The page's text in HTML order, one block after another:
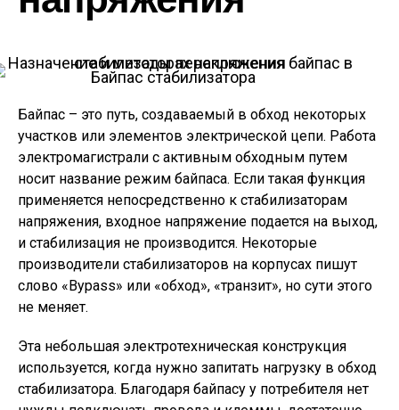
Байпас стабилизатора
Байпас – это путь, создаваемый в обход некоторых
участков или элементов электрической цепи. Работа
электромагистрали с активным обходным путем
носит название режим байпаса. Если такая функция
применяется непосредственно к стабилизаторам
напряжения, входное напряжение подается на выход,
и стабилизация не производится. Некоторые
производители стабилизаторов на корпусах пишут
слово «Bypass» или «обход», «транзит», но сути этого
не меняет.
Эта небольшая электротехническая конструкция
используется, когда нужно запитать нагрузку в обход
стабилизатора. Благодаря байпасу у потребителя нет